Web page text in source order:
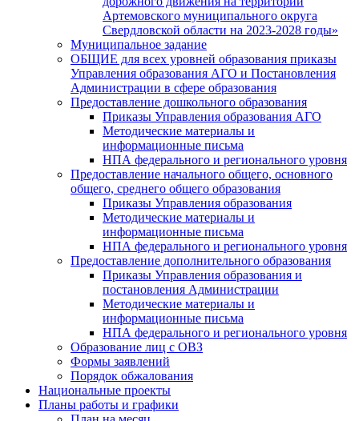
Артемовского муниципального округа
Свердловской области на 2023-2028 годы»
Муниципальное задание
ОБЩИЕ для всех уровней образования приказы
Управления образования АГО и Постановления
Администрации в сфере образования
Предоставление дошкольного образования
Приказы Управления образования АГО
Методические материалы и
информационные письма
НПА федерального и регионального уровня
Предоставление начального общего, основного
общего, среднего общего образования
Приказы Управления образования
Методические материалы и
информационные письма
НПА федерального и регионального уровня
Предоставление дополнительного образования
Приказы Управления образования и
постановления Администрации
Методические материалы и
информационные письма
НПА федерального и регионального уровня
Образование лиц с ОВЗ
Формы заявлений
Порядок обжалования
Национальные проекты
Планы работы и графики